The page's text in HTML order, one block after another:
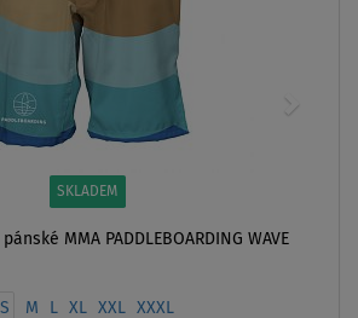
SKLADEM
MMA PADDLEBOARDING WAVE
M L XXL XXXL